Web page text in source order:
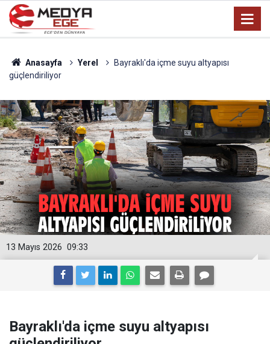
Anasayfa Yerel
Bayraklı'da içme suyu altyapısı
güçlendiriliyor
09:33
13 Mayıs 2026
Bayraklı'da içme suyu altyapısı